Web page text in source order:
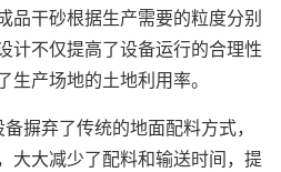
品干砂根据生产需要的粒度分别
计不仅提高了设备运行的合理性
产场地的土地利用率。
摒弃了传统的地面配料方式，
大大减少了配料和输送时间，提